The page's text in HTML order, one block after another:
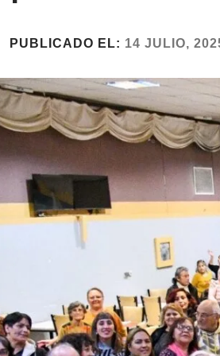
PUBLICADO EL: 14 JULIO,